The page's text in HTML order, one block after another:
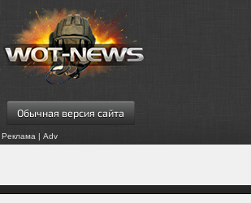
Обычная версия сайта
Реклама | Adv